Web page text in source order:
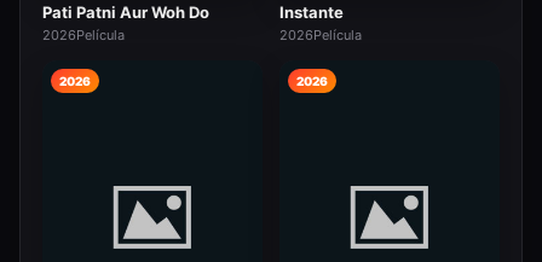
Pati Patni Aur Woh Do
2026Película
Instante
2026Película
2026 2026